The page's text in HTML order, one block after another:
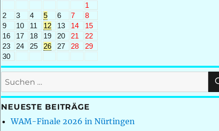
1
2
3 4 5 6 7
8
9
10 11 12 13 14
15
16
17 18 19 20 21
22
23
24 25 26 27 28
29
30
Suchen
nach:
NEUESTE BEITRÄGE
WAM-Finale 2026 in Nürtingen